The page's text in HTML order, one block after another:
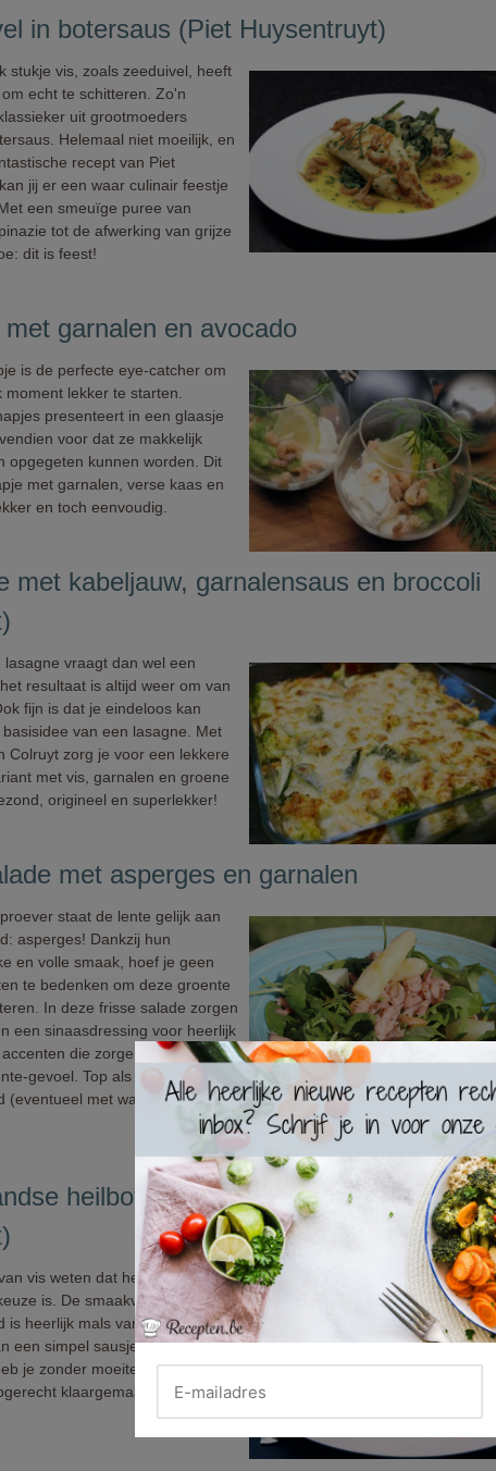
in botersaus (Piet Huysentruyt)
stukje vis, zoals zeeduivel, heeft
echt te schitteren. Zo'n
uit grootmoeders
Helemaal niet moeilijk, en
recept van Piet
jij er een waar culinair feestje
een smeuïge puree van
tot de afwerking van grijze
dit is feest!
met garnalen en avocado
is de perfecte eye-catcher om
moment lekker te starten.
presenteert in een glaasje
voor dat ze makkelijk
opgegeten kunnen worden. Dit
met garnalen, verse kaas en
en toch eenvoudig.
met kabeljauw, garnalensaus en broccoli
lasagne vraagt dan wel een
resultaat is altijd weer om van
fijn is dat je eindeloos kan
van een lasagne. Met
Colruyt zorg je voor een lekkere
met vis, garnalen en groene
origineel en superlekker!
met asperges en garnalen
staat de lente gelijk aan
asperges! Dankzij hun
en volle smaak, hoef je geen
te bedenken om deze groente
In deze frisse salade zorgen
een sinaasdressing voor heerlijk
die zorgen voor dat
gevoel. Top als voorgerecht of
(eventueel met wat knapperig
heilbot met garnalen en champignons
vis weten dat heilbot een
is. De smaakvolle witte vis
is heerlijk mals van smaak.
een simpel sausje en enkele
je zonder moeite een
klaargemaakt, met dank